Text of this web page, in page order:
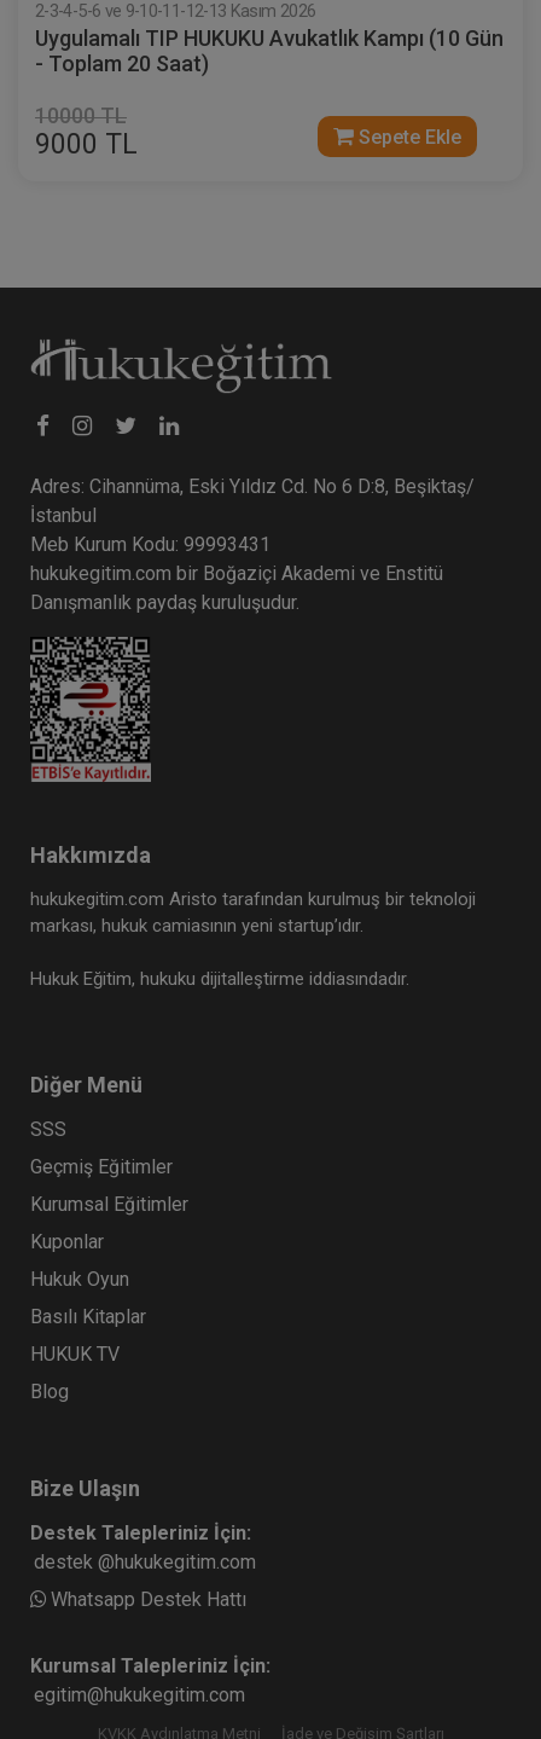
2-3-4-5-6 ve 9-10-11-12-13 Kasım 2026
Uygulamalı TIP HUKUKU Avukatlık Kampı (10 Gün
- Toplam 20 Saat)
10000 TL
9000 TL Sepete Ekle
Adres: Cihannüma, Eski Yıldız Cd. No 6 D:8, Beşiktaş/
İstanbul
Meb Kurum Kodu: 99993431
hukukegitim.com bir Boğaziçi Akademi ve Enstitü
Danışmanlık paydaş kuruluşudur.
Hakkımızda
hukukegitim.com Aristo tarafından kurulmuş bir teknoloji
markası, hukuk camiasının yeni startup’ıdır.
Hukuk Eğitim, hukuku dijitalleştirme iddiasındadır.
Diğer Menü
SSS
Geçmiş Eğitimler
Kurumsal Eğitimler
Kuponlar
Hukuk Oyun
Basılı Kitaplar
HUKUK TV
Blog
Bize Ulaşın
Destek Talepleriniz İçin:
destek @hukukegitim.com
Whatsapp Destek Hattı
Kurumsal Talepleriniz İçin:
egitim@hukukegitim.com
KVKK Aydınlatma Metni İade ve Değişim Şartları